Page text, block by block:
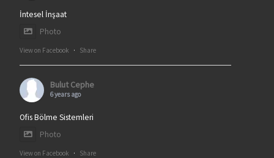
İntesel İnşaat
Photo
View on Facebook · Share
Bulut Cephe
6 years ago
Ofis Bölme Sistemleri
Photo
View on Facebook · Share